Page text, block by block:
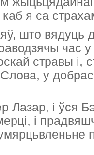
каб я са
што вядуць
час
стравы і,
у
Лазар, і ўся
і